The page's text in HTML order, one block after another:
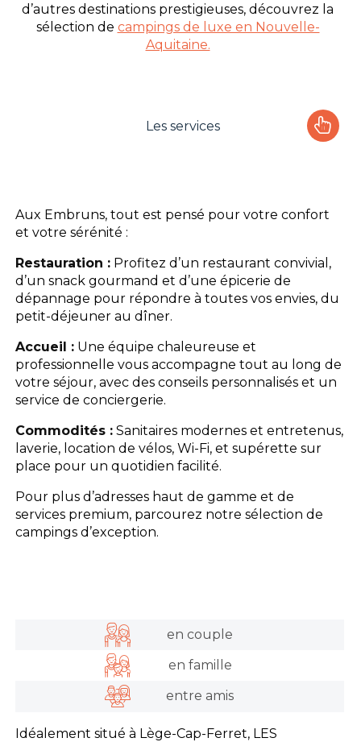
d’autres destinations prestigieuses, découvrez la
sélection de campings de luxe en Nouvelle-
Aquitaine.
Les services
L'espace Aquatique
Les infos pratiques
Aux Embruns, tout est pensé pour votre confort
et votre sérénité :
Restauration : Profitez d’un restaurant convivial,
d’un snack gourmand et d’une épicerie de
dépannage pour répondre à toutes vos envies, du
petit-déjeuner au dîner.
Accueil : Une équipe chaleureuse et
professionnelle vous accompagne tout au long de
votre séjour, avec des conseils personnalisés et un
service de conciergerie.
Commodités : Sanitaires modernes et entretenus,
laverie, location de vélos, Wi-Fi, et supérette sur
place pour un quotidien facilité.
Pour plus d’adresses haut de gamme et de
services premium, parcourez notre sélection de
campings d’exception.
en couple
en famille
entre amis
Idéalement situé à Lège-Cap-Ferret, LES